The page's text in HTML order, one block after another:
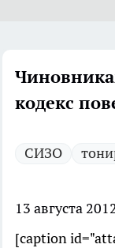
кодекс
СИЗО
13 августа
[caption